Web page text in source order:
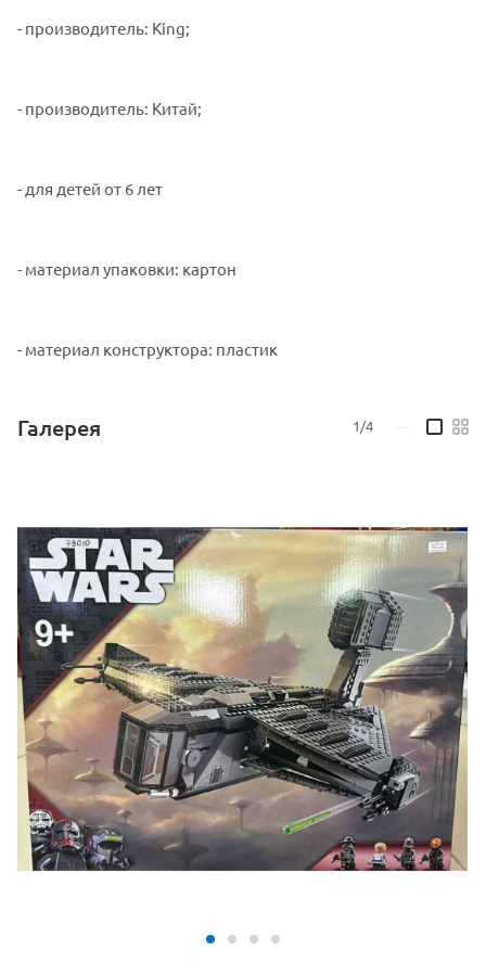
- производитель: King;
- производитель: Китай;
- для детей от 6 лет
- материал упаковки: картон
- материал конструктора: пластик
Галерея 1/4